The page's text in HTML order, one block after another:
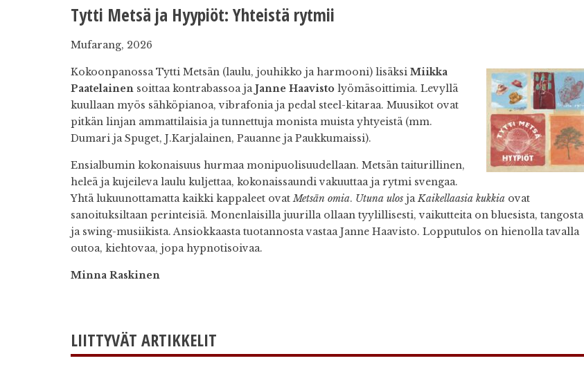
Tytti Metsä ja Hyypiöt: Yhteistä rytmii
Mufarang, 2026
Kokoonpanossa Tytti Metsän (laulu, jouhikko ja harmooni) lisäksi Miikka
Paatelainen soittaa kontrabassoa jaJanne Haavisto lyömäsoittimia. Levyllä
kuullaan myös sähköpianoa, vibrafonia ja pedal steel-kitaraa. Muusikot ovat
pitkän linjan ammattilaisia ja tunnettuja monista muista yhtyeistä (mm.
Dumari ja Spuget, J.Karjalainen, Pauanne ja Paukkumaissi).
Ensialbumin kokonaisuus hurmaa monipuolisuudellaan. Metsän taiturillinen,
heleä ja kujeileva laulu kuljettaa, kokonaissaundi vakuuttaa ja rytmi svengaa.
Yhtä lukuunottamatta kaikki kappaleet ovatMetsän omia. Utuna ulos jaKaikellaasia kukkia ovat
sanoituksiltaan perinteisiä. Monenlaisilla juurilla ollaan tyylillisesti, vaikutteita on bluesista, tangosta
ja swing-musiikista. Ansiokkaasta tuotannosta vastaa Janne Haavisto. Lopputulos on hienolla tavalla
outoa, kiehtovaa, jopa hypnotisoivaa.
Minna Raskinen
LIITTYVÄT ARTIKKELIT